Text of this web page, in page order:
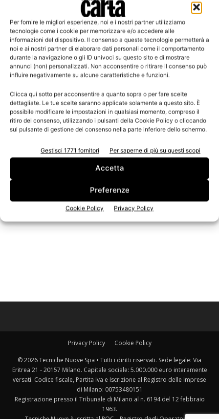
Per fornire le migliori esperienze, noi e i nostri partner utilizziamo
tecnologie come i cookie per memorizzare e/o accedere alle
informazioni del dispositivo. Il consenso a queste tecnologie permetterà a
noi e ai nostri partner di elaborare dati personali come il comportamento
durante la navigazione o gli ID univoci su questo sito e di mostrare
annunci (non) personalizzati. Non acconsentire o ritirare il consenso può
influire negativamente su alcune caratteristiche e funzioni.
Clicca qui sotto per acconsentire a quanto sopra o per fare scelte
dettagliate. Le tue scelte saranno applicate solamente a questo sito. È
possibile modificare le impostazioni in qualsiasi momento, compreso il
ritiro del consenso, utilizzando i pulsanti della Cookie Policy o cliccando
sul pulsante di gestione del consenso nella parte inferiore dello schermo.
Gestisci 1771 fornitori Per saperne di più su questi scopi
Accetta
Preferenze
Cookie Policy Privacy Policy
Leggi la rivista
n.3 - Giugno 2026 n.2 - Aprile 2026 n.1 - Marzo 2026
Edicola Web
Privacy Policy Cookie Policy
© 2026 Tecniche Nuove Spa • Tutti i diritti riservati. Sede legale: Via
Eritrea 21 - 20157 Milano. Capitale sociale: 5.000.000 euro interamente
versati. Codice fiscale, Partita Iva e Iscrizione al Registro delle Imprese
di Milano: 00753480151
Registrazione presso il Tribunale di Milano al n. 6194 del 12 febbraio
1963.